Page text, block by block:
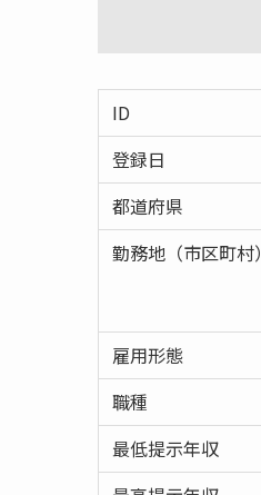
ID
登録日
都道府県
勤務地（市区町村）
雇用形態
職種
最低提示年収